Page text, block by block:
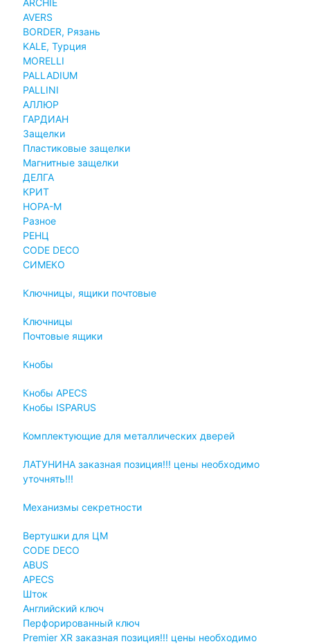
AVERS
BORDER, Рязань
KALE, Турция
MORELLI
PALLADIUM
PALLINI
АЛЛЮР
ГАРДИАН
Защелки
Пластиковые защелки
Магнитные защелки
ДЕЛГА
КРИТ
НОРА-М
Разное
РЕНЦ
СODE DECO
СИМЕКО
Ключницы, ящики почтовые
Ключницы
Почтовые ящики
Кнобы
Кнобы APECS
Кнобы ISPARUS
Комплектующие для металлических дверей
ЛАТУНИНА заказная позиция!!! цены необходимо
уточнять!!!
Механизмы секретности
Вертушки для ЦМ
CODE DECO
ABUS
APECS
Шток
Английский ключ
Перфорированный ключ
Premier XR заказная позиция!!! цены необходимо